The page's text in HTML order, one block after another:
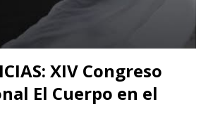
suele decirse, con educación? Pero, lo
XIV Congreso
El Cuerpo en el